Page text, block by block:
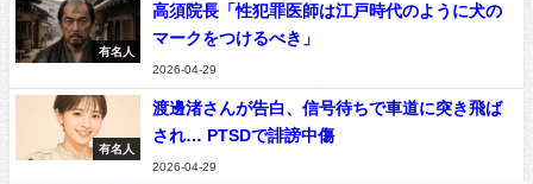
有名人
高須院長「性犯罪医師は江戸時代のように犬の
マークをつけるべき」
2026-04-29
有名人
渡邊渚さんが告白、信号待ちで車道に突き飛ば
され… PTSDで誹謗中傷
2026-04-29